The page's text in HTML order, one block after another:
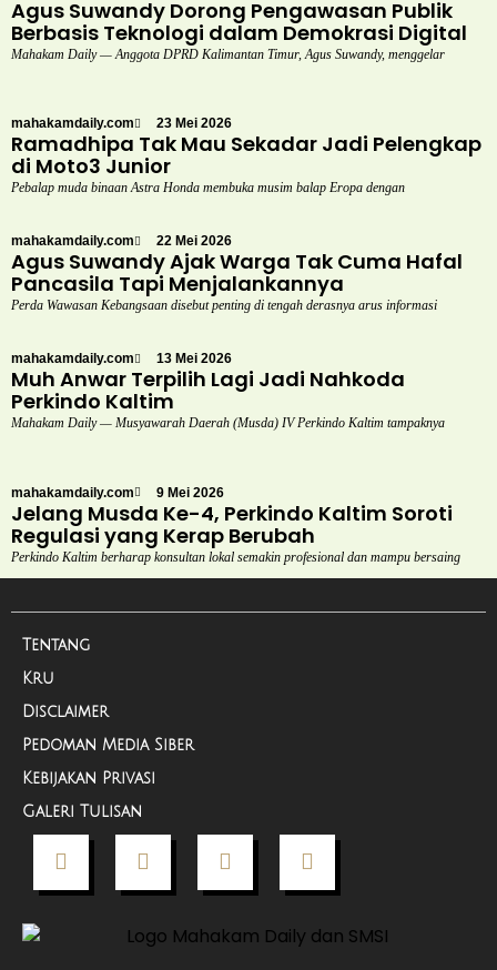
Agus Suwandy Dorong Pengawasan Publik
Berbasis Teknologi dalam Demokrasi Digital
Mahakam Daily — Anggota DPRD Kalimantan Timur, Agus Suwandy, menggelar
mahakamdaily.com 23 Mei 2026
Ramadhipa Tak Mau Sekadar Jadi Pelengkap
di Moto3 Junior
Pebalap muda binaan Astra Honda membuka musim balap Eropa dengan
mahakamdaily.com 22 Mei 2026
Agus Suwandy Ajak Warga Tak Cuma Hafal
Pancasila Tapi Menjalankannya
Perda Wawasan Kebangsaan disebut penting di tengah derasnya arus informasi
mahakamdaily.com 13 Mei 2026
Muh Anwar Terpilih Lagi Jadi Nahkoda
Perkindo Kaltim
Mahakam Daily — Musyawarah Daerah (Musda) IV Perkindo Kaltim tampaknya
mahakamdaily.com 9 Mei 2026
Jelang Musda Ke-4, Perkindo Kaltim Soroti
Regulasi yang Kerap Berubah
Perkindo Kaltim berharap konsultan lokal semakin profesional dan mampu bersaing
Tentang
Kru
Disclaimer
Pedoman Media Siber
Kebijakan Privasi
Galeri Tulisan